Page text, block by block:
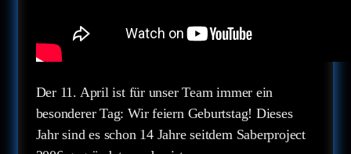
Der 11. April ist für unser Team immer ein
besonderer Tag: Wir feiern Geburtstag! Dieses
Jahr sind es schon 14 Jahre seitdem Saberproject